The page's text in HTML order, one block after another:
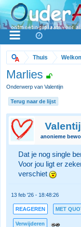
Thuis
Marlies
Onderwerp van Valentijn
Terug naar de lijst
anonieme
Dat je nog single
Voor jou ligt er
verschiet
13 feb '26 - 18:48:26
REAGEREN MET
Verwijderen